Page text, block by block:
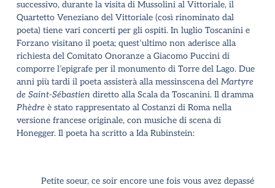
successivo, durante la visita di Mussolini al Vittoriale, il
Quartetto Veneziano del Vittoriale (così rinominato dal
poeta) tiene vari concerti per gli ospiti. In luglio Toscanini e
Forzano visitano il poeta; quest’ultimo non aderisce alla
richiesta del Comitato Onoranze a Giacomo Puccini di
comporre l’epigrafe per il monumento di Torre del Lago. Due
anni più tardi il poeta assisterà alla messinscena del Martyre
de Saint-Sébastien diretto alla Scala da Toscanini. Il dramma
Phèdre è stato rappresentato al Costanzi di Roma nella
versione francese originale, con musiche di scena di
Honegger. Il poeta ha scritto a Ida Rubinstein:
Petite soeur, ce soir encore une fois vous avez depassé